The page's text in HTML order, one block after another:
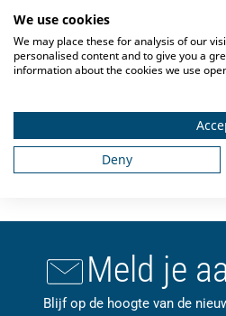
Meld je
Blijf op de hoogte van de
We use cookies
We may place these for analysis of our
personalised content and to give you a
information about the cookies we use
Deny